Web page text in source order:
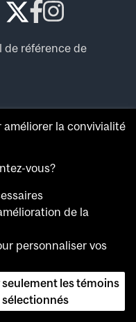
référence de
de vidéos, et
visitez la
consulter les
la convivialité
vous?
de la
personnaliser vos
les témoins
sélectionnés